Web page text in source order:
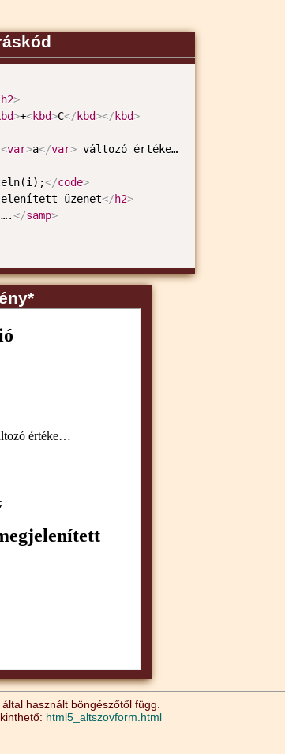
h2>
>+<kbd>C</ kbd></ kbd>
<var>a</var>
</code>
üzenet</h2>
</samp>
használt böngészőtől függ.
html5_altszovform.html